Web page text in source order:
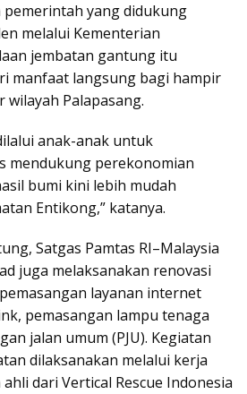
yang didukung
melalui Kementerian
jembatan gantung itu
manfaat langsung bagi hampir
wilayah Palapasang.
anak-anak untuk
mendukung perekonomian
bumi kini lebih mudah
Entikong,” katanya.
Satgas Pamtas RI–Malaysia
juga melaksanakan renovasi
layanan internet
pemasangan lampu tenaga
jalan umum (PJU). Kegiatan
dilaksanakan melalui kerja
dari Vertical Rescue Indonesia